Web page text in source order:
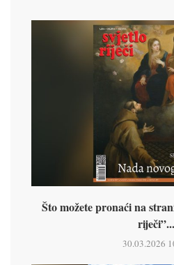
Što možete pronaći na
riječi”...
30.03.2026